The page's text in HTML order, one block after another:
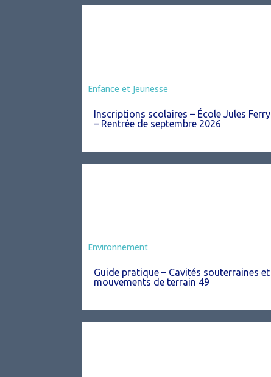
Enfance et Jeunesse
Inscriptions scolaires – École Jules Ferry
– Rentrée de septembre 2026
Environnement
Guide pratique – Cavités souterraines et
mouvements de terrain 49